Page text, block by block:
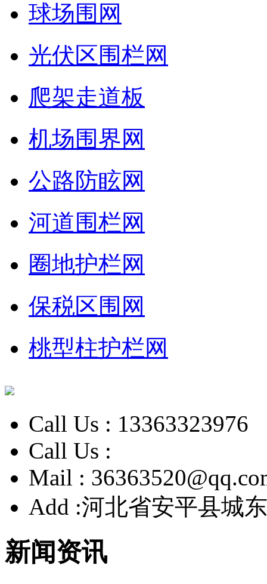
球场围网
光伏区围栏网
爬架走道板
机场围界网
公路防眩网
河道围栏网
圈地护栏网
保税区围网
桃型柱护栏网
Call Us : 13363323976
Call Us :
Mail :
Add :河北省安平县城
新闻资讯